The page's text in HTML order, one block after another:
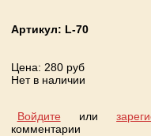
Артикул: L-70
Цена: 280 руб
Нет в наличии
Войдите или
комментарии